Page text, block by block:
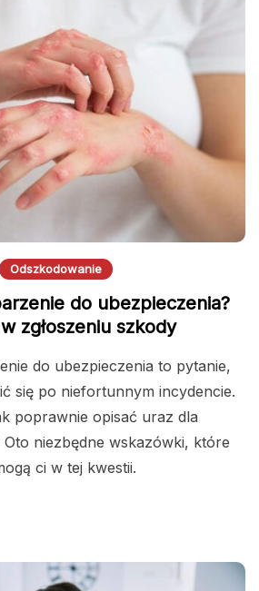
Odszkodowanie
do ubezpieczenia?
zgłoszeniu szkody
do ubezpieczenia to pytanie,
się po niefortunnym incydencie.
poprawnie opisać uraz dla
niezbędne wskazówki, które
ci w tej kwestii.